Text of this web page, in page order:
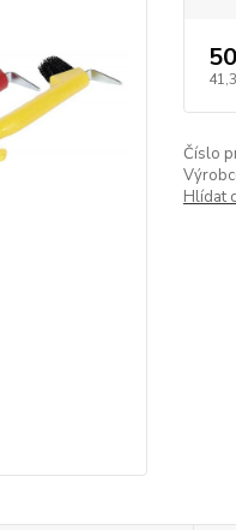
Číslo
Hlídat